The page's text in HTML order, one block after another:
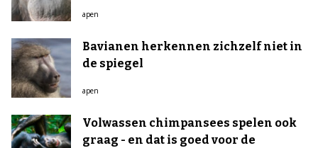
apen
Bavianen herkennen zichzelf niet in
de spiegel
apen
Volwassen chimpansees spelen ook
graag - en dat is goed voor de